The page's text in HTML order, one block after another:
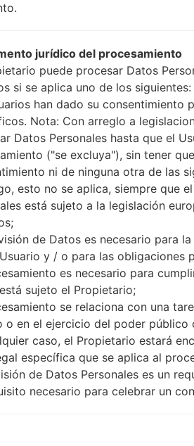
Red y Datos
1
GSM
UMTS
LTE
Pantalla
5.5″
TFT
1440
Batería y
-
Interfaces
Sí
A-
Sí
Sí
jurídico del procesamiento
puede procesar Datos
si se aplica uno de los siguientes:
han dado su consentimiento
Nota: Con arreglo a
Datos Personales hasta que el
("se excluya"), sin tener
ni de ninguna otra de las
esto no se aplica, siempre que
está sujeto a la legislación
de Datos es necesario para
y / o para las obligaciones
es necesario para
sujeto el Propietario;
se relaciona con una
o en el ejercicio del poder público
caso, el Propietario estará
específica que se aplica al
de Datos Personales es un
necesario para celebrar un